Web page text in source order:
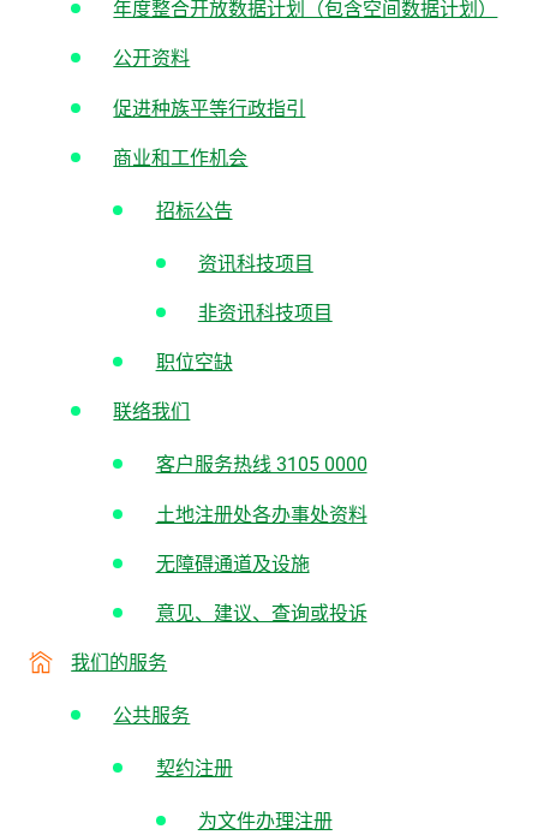
年度整合开放数据计划（包含空间数据计划）
公开资料
促进种族平等行政指引
商业和工作机会
招标公告
资讯科技项目
非资讯科技项目
职位空缺
联络我们
客户服务热线 3105 0000
土地注册处各办事处资料
无障碍通道及设施
意见、建议、查询或投诉
我们的服务
公共服务
契约注册
为文件办理注册